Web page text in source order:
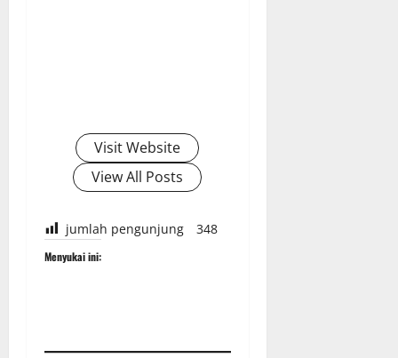
Visit Website
View All Posts
jumlah pengunjung 348
Menyukai ini: